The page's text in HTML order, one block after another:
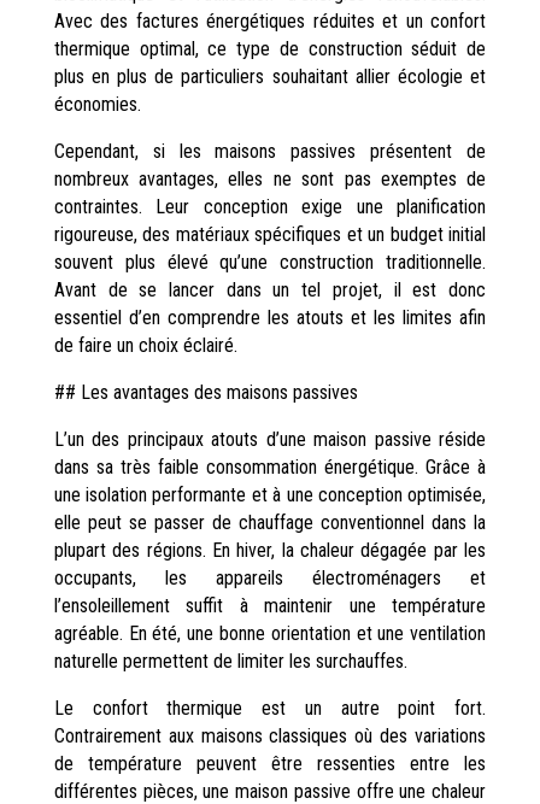
Avec des factures énergétiques réduites et un confort
thermique optimal, ce type de construction séduit de
plus en plus de particuliers souhaitant allier écologie et
économies.
Cependant, si les maisons passives présentent de
nombreux avantages, elles ne sont pas exemptes de
contraintes. Leur conception exige une planification
rigoureuse, des matériaux spécifiques et un budget initial
souvent plus élevé qu’une construction traditionnelle.
Avant de se lancer dans un tel projet, il est donc
essentiel d’en comprendre les atouts et les limites afin
de faire un choix éclairé.
## Les avantages des maisons passives
L’un des principaux atouts d’une maison passive réside
dans sa très faible consommation énergétique. Grâce à
une isolation performante et à une conception optimisée,
elle peut se passer de chauffage conventionnel dans la
plupart des régions. En hiver, la chaleur dégagée par les
occupants, les appareils électroménagers et
l’ensoleillement suffit à maintenir une température
agréable. En été, une bonne orientation et une ventilation
naturelle permettent de limiter les surchauffes.
Le confort thermique est un autre point fort.
Contrairement aux maisons classiques où des variations
de température peuvent être ressenties entre les
différentes pièces, une maison passive offre une chaleur